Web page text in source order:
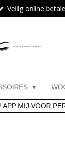
Veilig online
APP MIJ VOOR